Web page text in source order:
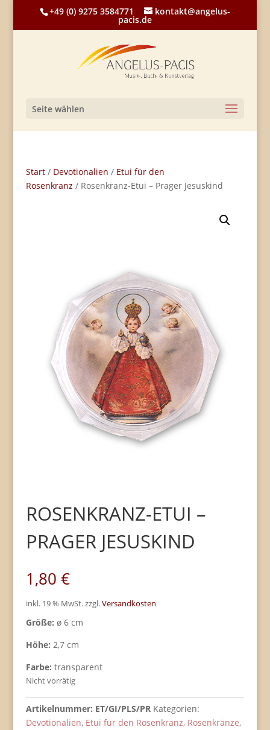
+49 (0) 9275 3584771 kontakt@angelus-
pacis.de
Seite wählen
Start/ Devotionalien / Etui für den
Rosenkranz / Rosenkranz-Etui – Prager Jesuskind
ROSENKRANZ-ETUI –
PRAGER JESUSKIND
1,80 €
inkl. 19 % MwSt. zzgl.Versandkosten
Größe: ø 6 cm
Höhe: 2,7 cm
Farbe: transparent
Nicht vorrätig
Artikelnummer: ET/GI/PLS/PR Kategorien:
Devotionalien, Etui für den Rosenkranz, Rosenkränze,